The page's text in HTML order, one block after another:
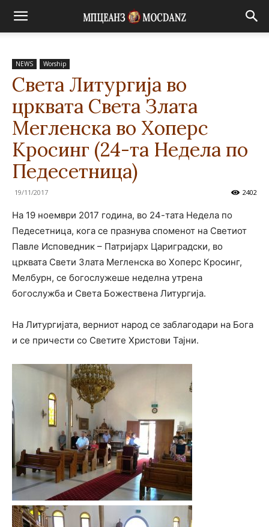
NEWS Worship
Света Литургија во
црквата Света Злата
Мегленска во Хоперс
Кросинг (24-та Недела по
Педесетница)
19/11/2017 2402
На 19 ноември 2017 година, во 24-тата Недела по
Педесетница, кога се празнува споменот на Светиот
Павле Исповедник – Патријарх Цариградски, во
црквата Свети Злата Мегленска во Хоперс Кросинг,
Мелбурн, се богослужеше неделна утрена
богослужба и Света Божествена Литургија.
На Литургијата, верниот народ се заблагодари на Бога
и се причести со Светите Христови Тајни.